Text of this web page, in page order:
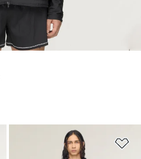
Favori Listesine Ekle